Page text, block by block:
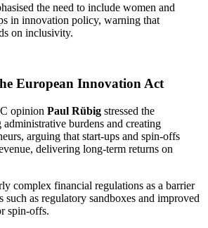
the need to include women and
in innovation policy, warning that
on inclusivity.
European Innovation Act
opinion Paul Rübig stressed the
burdens and creating
arguing that start-ups and spin-offs
delivering long-term returns on
complex financial regulations as a barrier
such as regulatory sandboxes and improved
spin-offs.